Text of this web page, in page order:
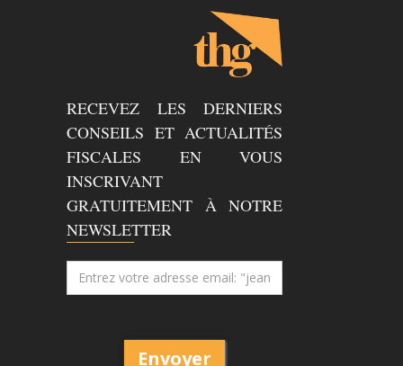
RECEVEZ LES DERNIERS
CONSEILS ET ACTUALITÉS
FISCALES EN VOUS
INSCRIVANT
GRATUITEMENT À NOTRE
NEWSLETTER